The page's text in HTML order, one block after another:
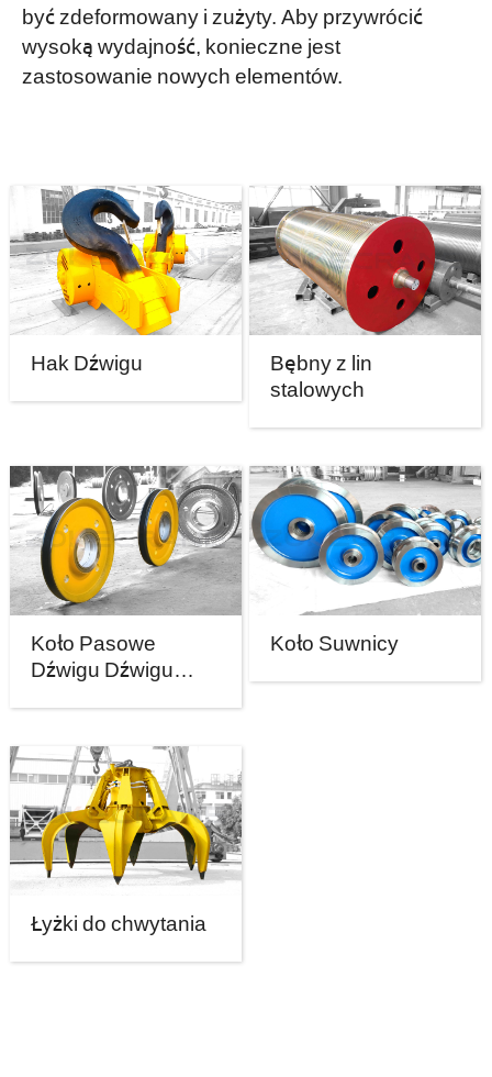
być zdeformowany i zużyty. Aby przywrócić
wysoką wydajność, konieczne jest
zastosowanie nowych elementów.
Hak Dźwigu
Bębny z lin
stalowych
Koło Pasowe
Dźwigu Dźwigu
Dźwigu Dźwigu do
dźwigów
Koło Suwnicy
Łyżki do chwytania